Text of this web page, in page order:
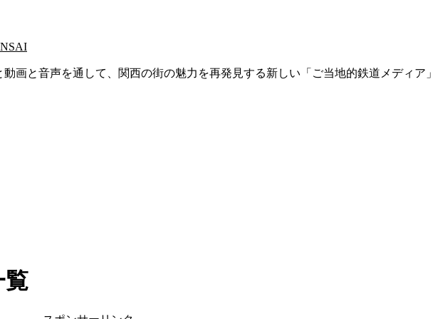
動画と音声を通して、関西の街の魅力を再発見する新しい「ご当地的鉄道メディア
覧